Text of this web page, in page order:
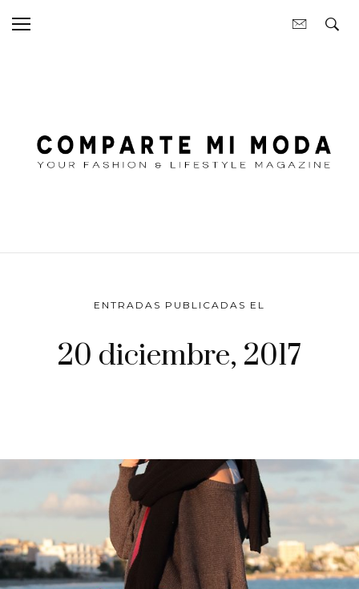
ENTRADAS PUBLICADAS EL
20 diciembre, 2017